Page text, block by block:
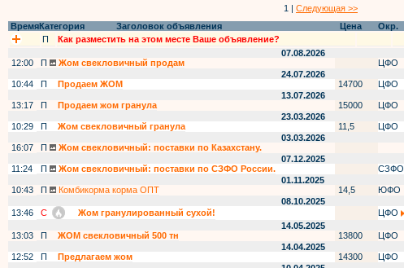
1 | Следующая >>
ВремяКатегория Заголовок объявления Цена Окр.
П
Как разместить на этом месте Ваше объявление?
07.08.2026
12:00
П Жом свекловичный продам ЦФО
24.07.2026
10:44
П Продаем ЖОМ 14700 ЦФО
13.07.2026
13:17
П Продаем жом гранула 15000 ЦФО
23.03.2026
10:29
П Жом свекловичный гранула 11,5 ЦФО
03.03.2026
16:07
П Жом свекловичный: поставки по Казахстану.
07.12.2025
11:24
П Жом свекловичный: поставки по СЗФО России. СЗФО
01.11.2025
10:43
П Комбикорма корма ОПТ 14,5 ЮФО
08.10.2025
13:46
С Жом гранулированный сухой! ЦФО
14.05.2025
13:03
П ЖОМ свекловичный 500 тн 13800 ЦФО
14.04.2025
12:52
П Предлагаем жом 14300 ЦФО